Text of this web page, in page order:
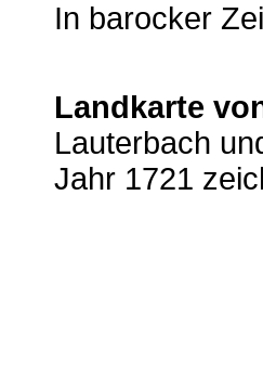
In barocker
Landkarte
Lauterbach
Jahr 1721